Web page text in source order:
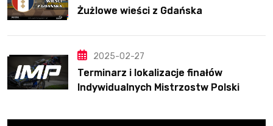
Żużlowe wieści z Gdańska
2025-02-27
Terminarz i lokalizacje finałów
Indywidualnych Mistrzostw Polski